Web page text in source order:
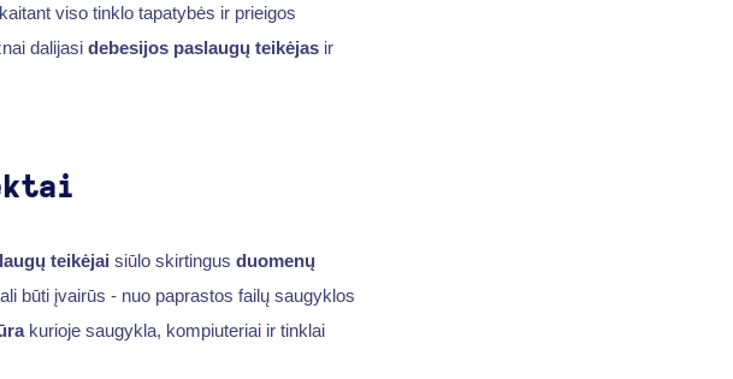
viso tinklo tapatybės ir prieigos
dalijasi debesijos paslaugų teikėjasir
teikėjai siūlo skirtingus duomenų
būti įvairūs - nuo paprastos failų saugyklos
kurioje saugykla, kompiuteriai ir tinklai